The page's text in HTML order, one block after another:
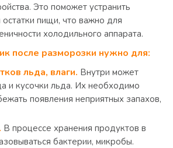
Это поможет устранить
остатки пищи, что важно для
холодильного аппарата.
после разморозки нужно для:
льда, влаги. Внутри может
и кусочки льда. Их необходимо
появления неприятных запахов,
В процессе хранения продуктов в
бактерии, микробы.